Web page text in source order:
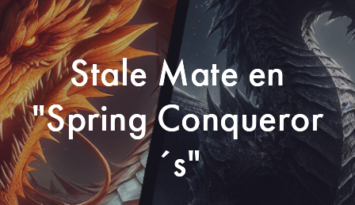
Stale Mate en
"Spring Conqueror
´s"